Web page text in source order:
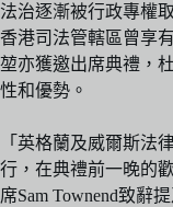
法治逐漸被行政專權
香港司法管轄區曾享
堃亦獲邀出席典禮，
性和優勢。
「英格蘭及威爾斯法
行，在典禮前一晚的
席Sam Townend致辭